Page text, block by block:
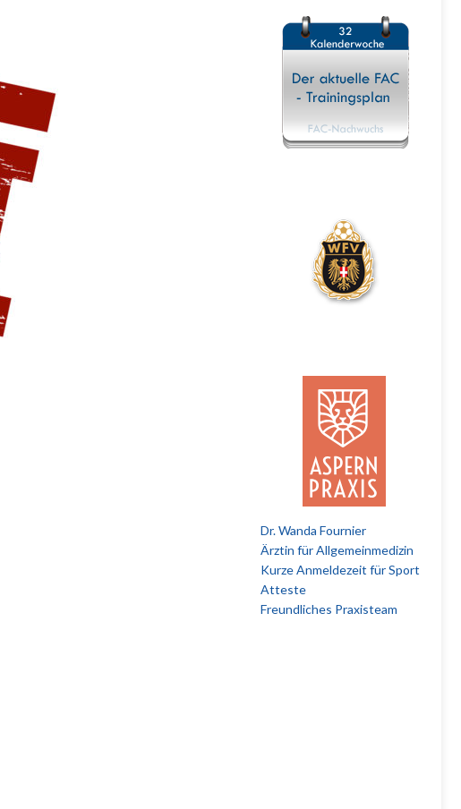
Dr. Wanda Fournier
Ärztin für Allgemeinmedizin
Kurze Anmeldezeit für Sport
Atteste
Freundliches Praxisteam